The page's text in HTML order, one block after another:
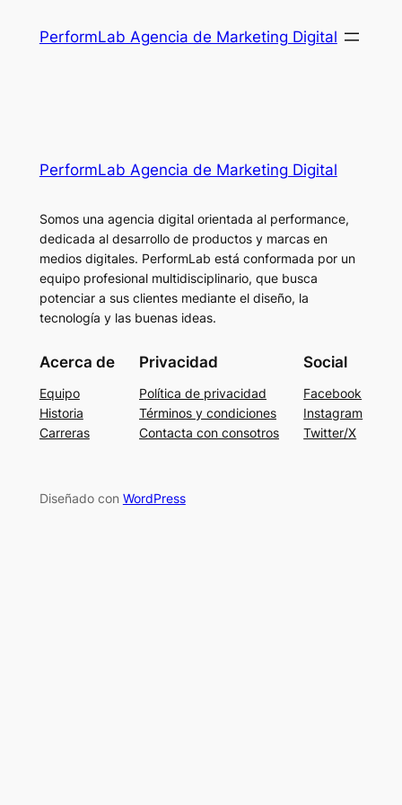
PerformLab Agencia de Marketing Digital
PerformLab Agencia de Marketing Digital
Somos una agencia digital orientada al performance,
dedicada al desarrollo de productos y marcas en
medios digitales. PerformLab está conformada por un
equipo profesional multidisciplinario, que busca
potenciar a sus clientes mediante el diseño, la
tecnología y las buenas ideas.
Acerca de
Equipo
Historia
Carreras
Privacidad
Política de privacidad
Términos y condiciones
Contacta con consotros
Social
Facebook
Instagram
Twitter/X
Diseñado con WordPress